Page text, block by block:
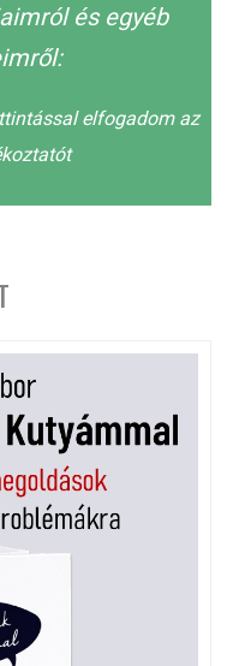
és egyéb
elfogadom az